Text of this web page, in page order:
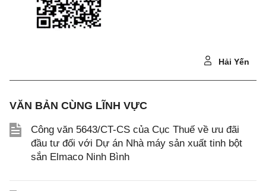
Hải Yến
VĂN BẢN CÙNG LĨNH VỰC
Công văn 5643/CT-CS của Cục Thuế về ưu đãi
đầu tư đối với Dự án Nhà máy sản xuất tinh bột
sắn Elmaco Ninh Bình